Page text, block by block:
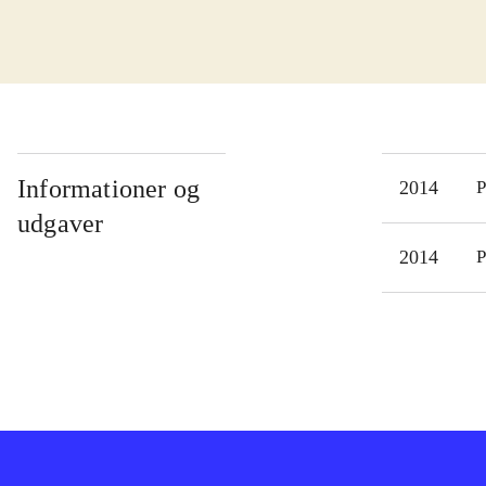
Informationer og
udgaver
2014
2014